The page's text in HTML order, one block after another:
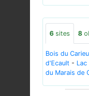
6 sites 8
Bois du
d'Ecault - Lac
du Marais de